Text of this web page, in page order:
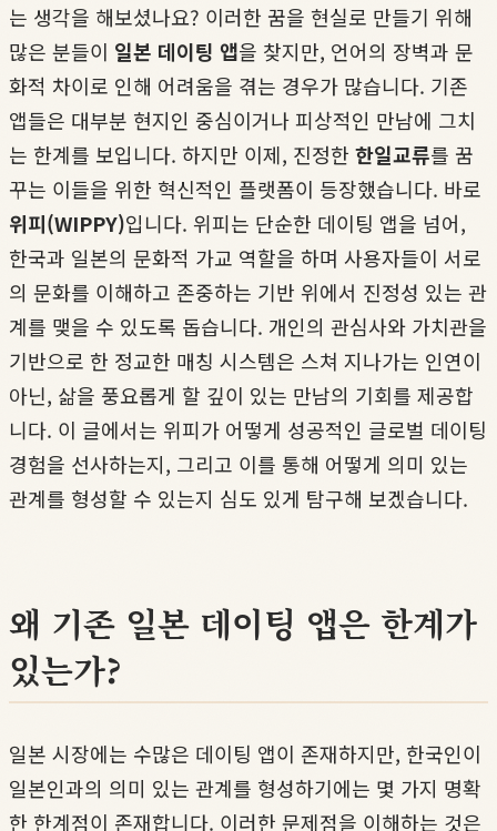
는 생각을 해보셨나요? 이러한 꿈을 현실로 만들기 위해
많은 분들이 일본 데이팅 앱을 찾지만, 언어의 장벽과 문
화적 차이로 인해 어려움을 겪는 경우가 많습니다. 기존
앱들은 대부분 현지인 중심이거나 피상적인 만남에 그치
는 한계를 보입니다. 하지만 이제, 진정한 한일교류를 꿈
꾸는 이들을 위한 혁신적인 플랫폼이 등장했습니다. 바로
위피(WIPPY)입니다. 위피는 단순한 데이팅 앱을 넘어,
한국과 일본의 문화적 가교 역할을 하며 사용자들이 서로
의 문화를 이해하고 존중하는 기반 위에서 진정성 있는 관
계를 맺을 수 있도록 돕습니다. 개인의 관심사와 가치관을
기반으로 한 정교한 매칭 시스템은 스쳐 지나가는 인연이
아닌, 삶을 풍요롭게 할 깊이 있는 만남의 기회를 제공합
니다. 이 글에서는 위피가 어떻게 성공적인 글로벌 데이팅
경험을 선사하는지, 그리고 이를 통해 어떻게 의미 있는
관계를 형성할 수 있는지 심도 있게 탐구해 보겠습니다.
왜 기존 일본 데이팅 앱은 한계가
있는가?
일본 시장에는 수많은 데이팅 앱이 존재하지만, 한국인이
일본인과의 의미 있는 관계를 형성하기에는 몇 가지 명확
한 한계점이 존재합니다. 이러한 문제점을 이해하는 것은